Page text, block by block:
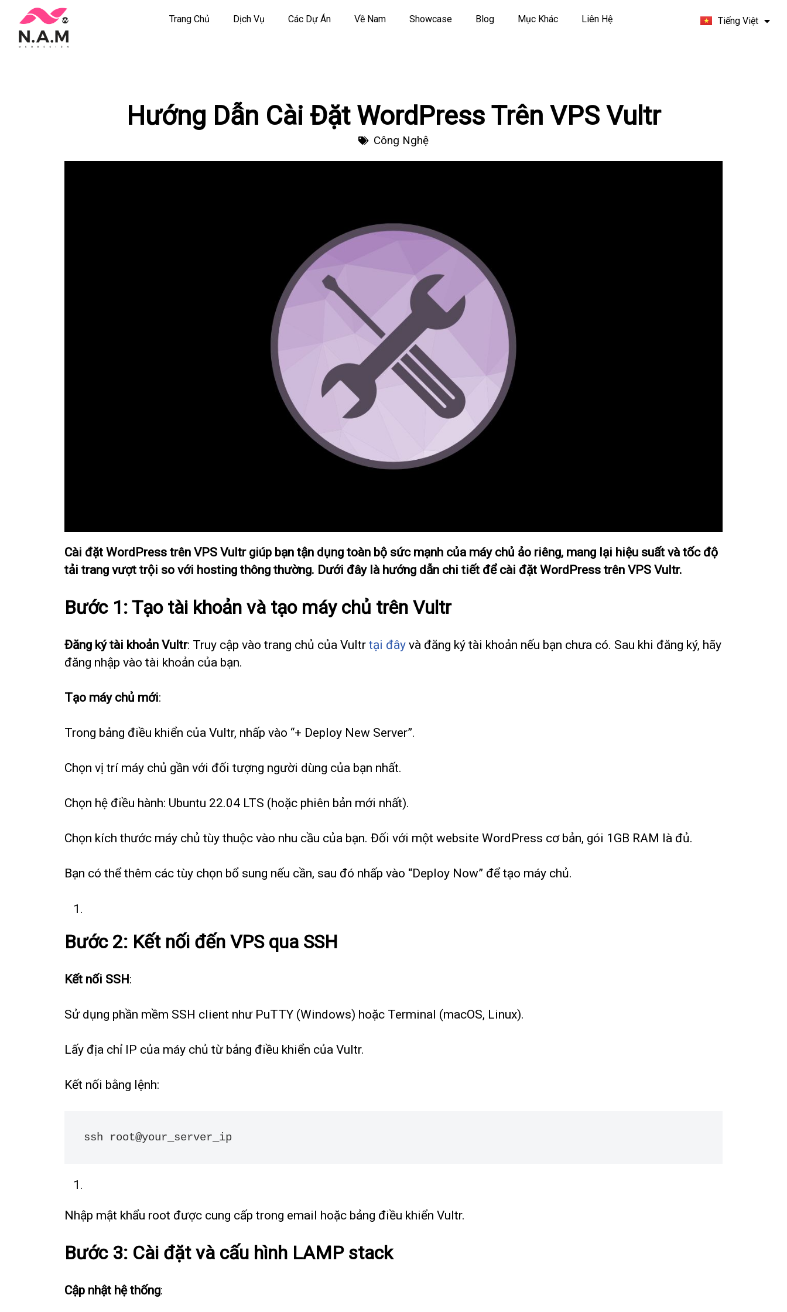
Chuyển
tới
Trang Chủ Dịch Vụ Các Dự Án Về Nam Showcase Blog Mục Khác Liên Hệ Tiếng Việt
Français
Hướng Dẫn Cài Đặt WordPress Trên VPS Vultr
Công Nghệ
Cài đặt WordPress trên VPS Vultr giúp bạn tận dụng toàn bộ sức mạnh của máy chủ ảo riêng, mang lại hiệu suất và tốc độ
tải trang vượt trội so với hosting thông thường. Dưới đây là hướng dẫn chi tiết để cài đặt WordPress trên VPS Vultr.
Bước 1: Tạo tài khoản và tạo máy chủ trên Vultr
Đăng ký tài khoản Vultr: Truy cập vào trang chủ của Vultr tại đây và đăng ký tài khoản nếu bạn chưa có. Sau khi đăng ký, hãy
đăng nhập vào tài khoản của bạn.
Tạo máy chủ mới:
Trong bảng điều khiển của Vultr, nhấp vào “+ Deploy New Server”.
Chọn vị trí máy chủ gần với đối tượng người dùng của bạn nhất.
Chọn hệ điều hành: Ubuntu 22.04 LTS (hoặc phiên bản mới nhất).
Chọn kích thước máy chủ tùy thuộc vào nhu cầu của bạn. Đối với một website WordPress cơ bản, gói 1GB RAM là đủ.
Bạn có thể thêm các tùy chọn bổ sung nếu cần, sau đó nhấp vào “Deploy Now” để tạo máy chủ.
Bước 2: Kết nối đến VPS qua SSH
Kết nối SSH:
Sử dụng phần mềm SSH client như PuTTY (Windows) hoặc Terminal (macOS, Linux).
Lấy địa chỉ IP của máy chủ từ bảng điều khiển của Vultr.
Kết nối bằng lệnh:
ssh root@your_server_ip
Nhập mật khẩu root được cung cấp trong email hoặc bảng điều khiển Vultr.
Bước 3: Cài đặt và cấu hình LAMP stack
Cập nhật hệ thống: